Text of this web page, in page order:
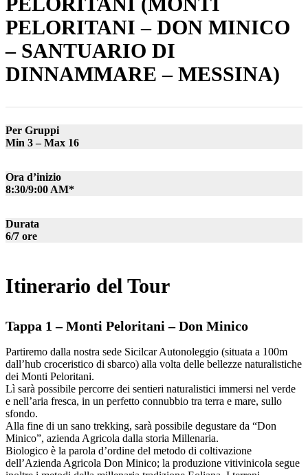
PELORITANI – DON MINICO
– SANTUARIO DI
DINNAMMARE – MESSINA)
Per Gruppi
Min 3 – Max 16
Ora d’inizio
8:30/9:00 AM*
Durata
6/7 ore
Itinerario del Tour
Tappa 1 – Monti Peloritani – Don Minico
Partiremo dalla nostra sede Sicilcar Autonoleggio (situata a 100m
dall’hub croceristico di sbarco) alla volta delle bellezze naturalistiche
dei Monti Peloritani.
Lì sarà possibile percorre dei sentieri naturalistici immersi nel verde
e nell’aria fresca, in un perfetto connubbio tra terra e mare, sullo
sfondo.
Alla fine di un sano trekking, sarà possibile degustare da “Don
Minico”, azienda Agricola dalla storia Millenaria.
Biologico è la parola d’ordine del metodo di coltivazione
dell’Azienda Agricola Don Minico; la produzione vitivinicola segue